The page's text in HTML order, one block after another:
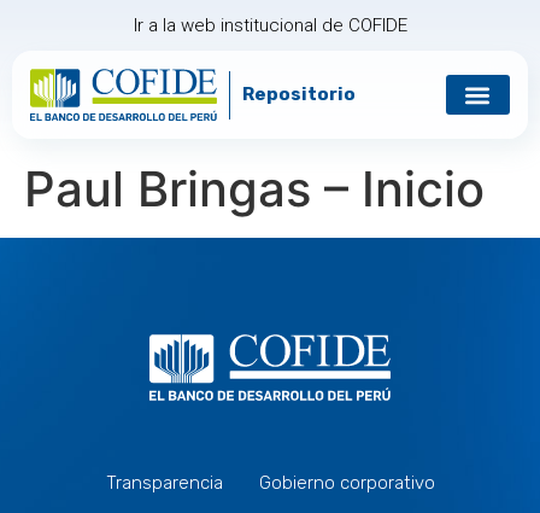
Ir a la web institucional de COFIDE
Repositorio
Paul Bringas – Inicio
Transparencia
Gobierno corporativo